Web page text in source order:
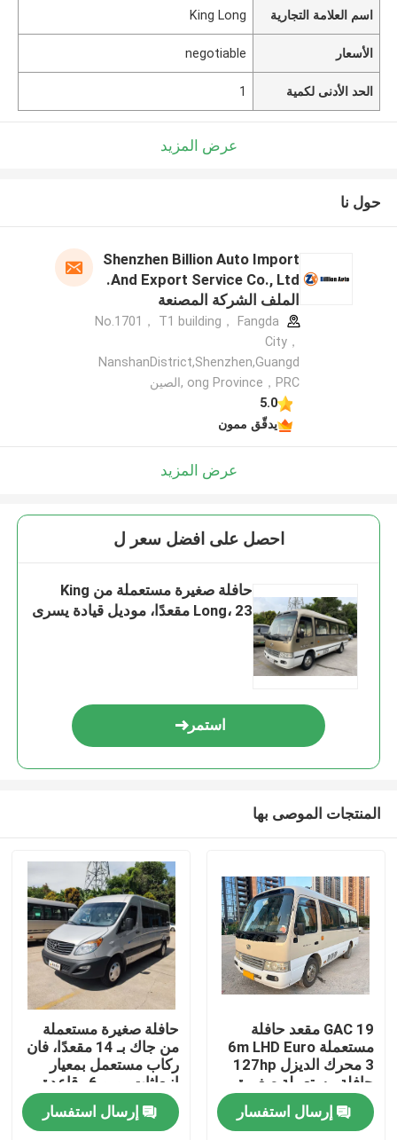
المنزل
اسم العلامة التجارية King Long
الأسعار negotiable
الحد الأدنى لكمية 1
عرض المزيد
حول نا
Shenzhen Billion Auto Import
And Export Service Co., Ltd.
الملف الشركة المصنعة
No.1701， T1 building， Fangda
City，
NanshanDistrict,Shenzhen,Guangd
ong Province，PRC ,الصين
5.0
يدقّق ممون
عرض المزيد
احصل على افضل سعر ل
حافلة صغيرة مستعملة من King
Long، 23 مقعدًا، موديل قيادة يسرى
استمر
المنتجات الموصى بها
GAC 19 مقعد حافلة
مستعملة 6m LHD Euro
3 محرك الديزل 127hp
حافلة مستعملة صغيرة
إرسال استفسار
حافلة صغيرة مستعملة
من جاك بـ 14 مقعدًا، فان
ركاب مستعمل بمعيار
انبعاثات يورو 6 وقاعدة
عجلات 3570 ملم
إرسال استفسار